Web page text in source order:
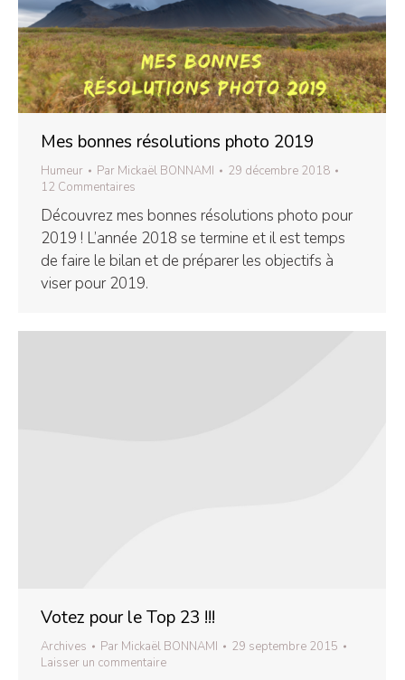
Mes bonnes résolutions photo 2019
Humeur Par Mickaël BONNAMI
29 décembre 2018
12 Commentaires
Découvrez mes bonnes résolutions photo pour
2019 ! L’année 2018 se termine et il est temps
de faire le bilan et de préparer les objectifs à
viser pour 2019.
Votez pour le Top 23 !!!
Archives Par Mickaël BONNAMI
29 septembre 2015
Laisser un commentaire